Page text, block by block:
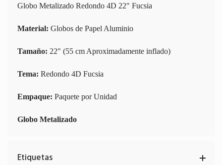
Globo Metalizado Redondo 4D 22" Fucsia
Material: Globos de Papel Aluminio
Tamaño: 22" (55 cm Aproximadamente inflado)
Tema: Redondo 4D Fucsia
Empaque: Paquete por Unidad
Globo Metalizado
Etiquetas